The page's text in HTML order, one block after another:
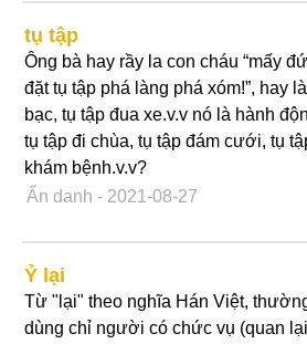
tụ tập
Ông bà hay rầy la con cháu “mấy
đặt tụ tập phá làng phá xóm!”, hay
bạc, tụ tập đua xe.v.v nó là hành
tụ tập đi chùa, tụ tập đám cưới, tụ
khám bệnh.v.v?
Ẩn danh - 2021-08-27
Ỷ lại
Từ "lại" theo nghĩa Hán Việt,
dùng chỉ người có chức vụ (quan